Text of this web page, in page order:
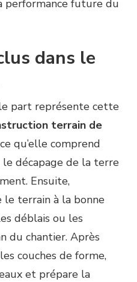
performance future du
dans le
part représente cette
terrain de
qu’elle comprend
le décapage de la terre
Ensuite,
terrain à la bonne
déblais ou les
du chantier. Après
couches de forme,
et prépare la